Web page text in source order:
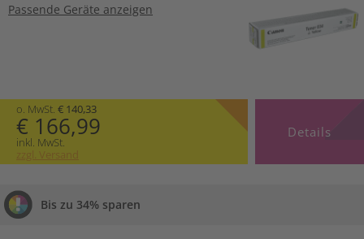
Passende Geräte anzeigen
o. MwSt. € 140,33
€ 166,99
inkl. MwSt.
zzgl. Versand
Details
Bis zu 34% sparen